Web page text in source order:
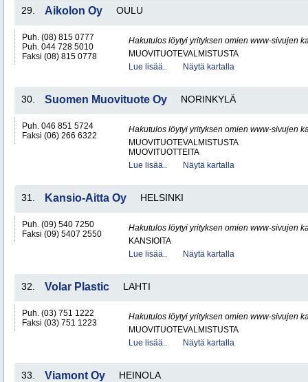
29. Aikolon Oy OULU
Puh. (08) 815 0777
Puh. 044 728 5010
Faksi (08) 815 0778
Hakutulos löytyi yrityksen omien www-sivujen
MUOVITUOTEVALMISTUSTA
Lue lisää..
Näytä kartalla
30. Suomen Muovituote Oy NORINKYLÄ
Puh. 046 851 5724
Faksi (06) 266 6322
Hakutulos löytyi yrityksen omien www-sivujen
MUOVITUOTEVALMISTUSTA
MUOVITUOTTEITA
Lue lisää..
Näytä kartalla
31. Kansio-Aitta Oy HELSINKI
Puh. (09) 540 7250
Faksi (09) 5407 2550
Hakutulos löytyi yrityksen omien www-sivujen
KANSIOITA
Lue lisää..
Näytä kartalla
32. Volar Plastic LAHTI
Puh. (03) 751 1222
Faksi (03) 751 1223
Hakutulos löytyi yrityksen omien www-sivujen
MUOVITUOTEVALMISTUSTA
Lue lisää..
Näytä kartalla
33. Viamont Oy HEINOLA